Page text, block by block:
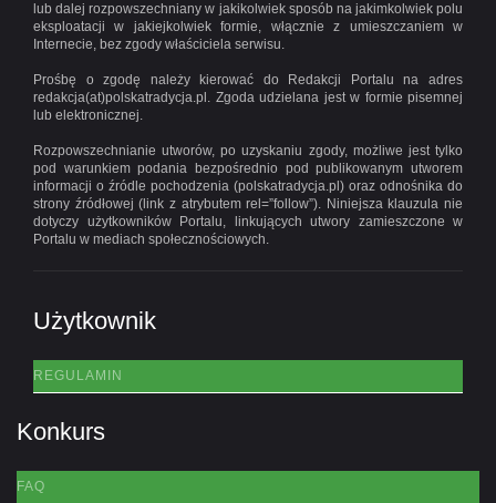
lub dalej rozpowszechniany w jakikolwiek sposób na jakimkolwiek polu
eksploatacji w jakiejkolwiek formie, włącznie z umieszczaniem w
Internecie, bez zgody właściciela serwisu.
Prośbę o zgodę należy kierować do Redakcji Portalu na adres
redakcja(at)polskatradycja.pl. Zgoda udzielana jest w formie pisemnej
lub elektronicznej.
Rozpowszechnianie utworów, po uzyskaniu zgody, możliwe jest tylko
pod warunkiem podania bezpośrednio pod publikowanym utworem
informacji o źródle pochodzenia (polskatradycja.pl) oraz odnośnika do
strony źródłowej (link z atrybutem rel=”follow”). Niniejsza klauzula nie
dotyczy użytkowników Portalu, linkujących utwory zamieszczone w
Portalu w mediach społecznościowych.
Użytkownik
REGULAMIN
Konkurs
FAQ